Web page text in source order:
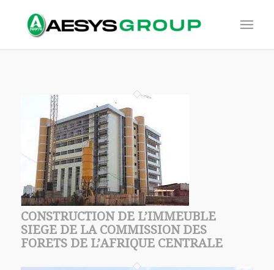
CONSTRUCTION DE L’IMMEUBLE
SIEGE DE LA COMMISSION DES
FORETS DE L’AFRIQUE CENTRALE